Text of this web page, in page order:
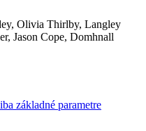
Olivia Thirlby, Langley
Jason Cope, Domhnall
základné parametre